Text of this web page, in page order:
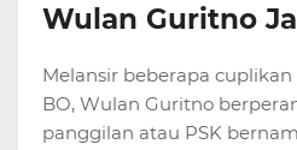
Wulan Guritno
Melansir beberapa
BO, Wulan Guritno
panggilan atau PSK